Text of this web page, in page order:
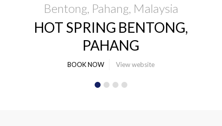
Bentong, Pahang Malaysia
HOT SPRING BENTONG,
PAHANG
BOOK NOW View website